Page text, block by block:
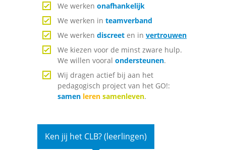
We werken onafhankelijk
We werken in teamverband
We werken discreet en in vertrouwen
We kiezen voor de minst zware hulp.
We willen vooral ondersteunen.
Wij dragen actief bij aan het
pedagogisch project van het GO!:
samen leren samenleven.
Ken jij het CLB? (leerlingen)